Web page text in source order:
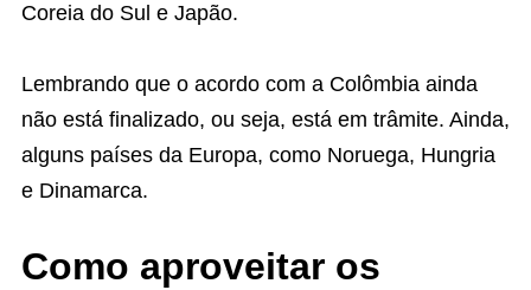
Coreia do Sul e Japão.
Lembrando que o acordo com a Colômbia ainda
não está finalizado, ou seja, está em trâmite. Ainda,
alguns países da Europa, como Noruega, Hungria
e Dinamarca.
Como aproveitar os